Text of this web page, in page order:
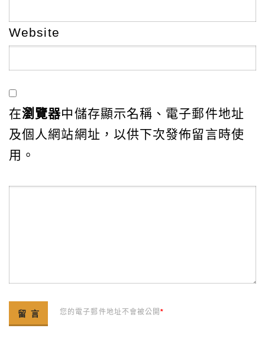
Website
在瀏覽器中儲存顯示名稱、電子郵件地址
及個人網站網址，以供下次發佈留言時使
用。
您的電子郵件地址不會被公開*